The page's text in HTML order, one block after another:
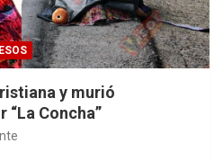
y murió
Concha”